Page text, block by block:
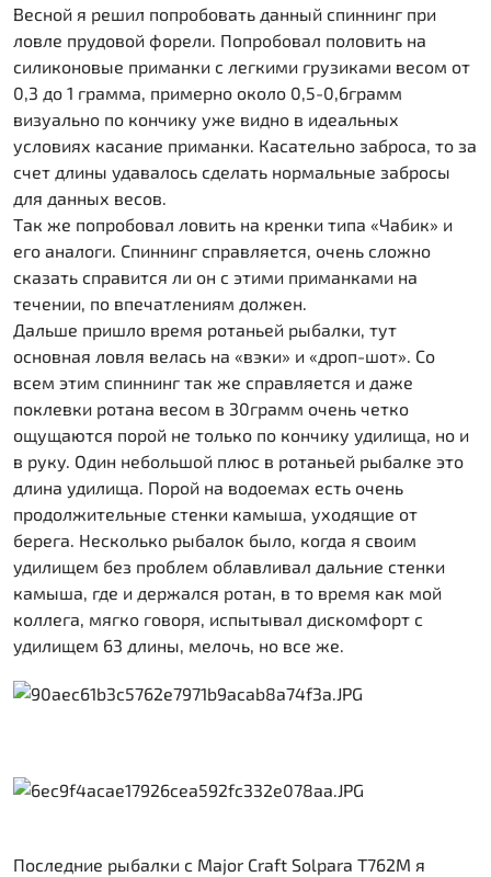
Весной я решил попробовать данный спиннинг при
ловле прудовой форели. Попробовал половить на
силиконовые приманки с легкими грузиками весом от
0,3 до 1 грамма, примерно около 0,5-0,6грамм
визуально по кончику уже видно в идеальных
условиях касание приманки. Касательно заброса, то за
счет длины удавалось сделать нормальные забросы
для данных весов.
Так же попробовал ловить на кренки типа «Чабик» и
его аналоги. Спиннинг справляется, очень сложно
сказать справится ли он с этими приманками на
течении, по впечатлениям должен.
Дальше пришло время ротаньей рыбалки, тут
основная ловля велась на «вэки» и «дроп-шот». Со
всем этим спиннинг так же справляется и даже
поклевки ротана весом в 30грамм очень четко
ощущаются порой не только по кончику удилища, но и
в руку. Один небольшой плюс в ротаньей рыбалке это
длина удилища. Порой на водоемах есть очень
продолжительные стенки камыша, уходящие от
берега. Несколько рыбалок было, когда я своим
удилищем без проблем облавливал дальние стенки
камыша, где и держался ротан, в то время как мой
коллега, мягко говоря, испытывал дискомфорт с
удилищем 63 длины, мелочь, но все же.
Последние рыбалки с Major Craft Solpara T762M я